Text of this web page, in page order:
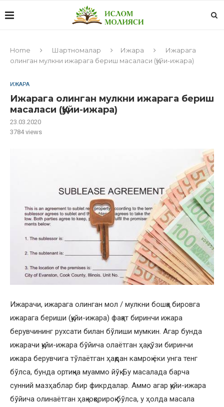
Home Шартномалар Ижара
Ижарага
олинган мулкни ижарага бериш масаласи (Қуйи-ижара)
ИЖАРА
Ижарага олинган мулкни ижарага бериш
масаласи (Қуйи-ижара)
23.03.2020
3784views
Ижарачи, ижарага олинган мол / мулкни бошқа бировга
ижарага бериши (қуйи-ижара) фақат биринчи ижара
берувчининг рухсати билан бўлиши мумкин. Агар бунда
ижарачи қуйи-ижара бўйича олаётган ҳақ, ўзи биринчи
ижара берувчига тўлаётган ҳақдан камроқ ёки унга тенг
бўлса, бунда ортиқча муаммо йўқ. Бу масалада барча
сунний мазҳаблар бир фикрдалар. Аммо агар қуйи-ижара
бўйича олинаётган ҳақ юқорироқ бўлса, у ҳолда масала